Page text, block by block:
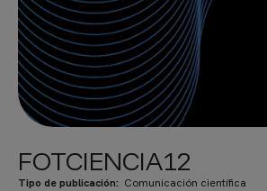
FOTCIENCIA12
Tipo de publicación Comunicación científica